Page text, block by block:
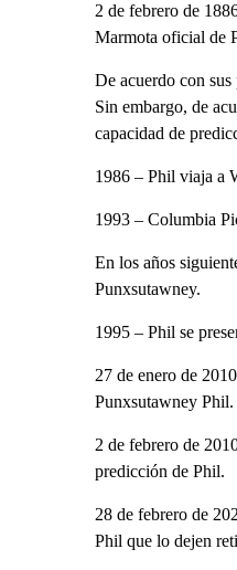
2 de febrero de
Marmota oficial de
De acuerdo con
Sin embargo, de
capacidad de
1986 – Phil viaja a
1993 – Columbia
En los años
Punxsutawney.
1995 – Phil se
27 de enero de
Punxsutawney Phil.
2 de febrero de
predicción de Phil.
28 de febrero de
Phil que lo dejen